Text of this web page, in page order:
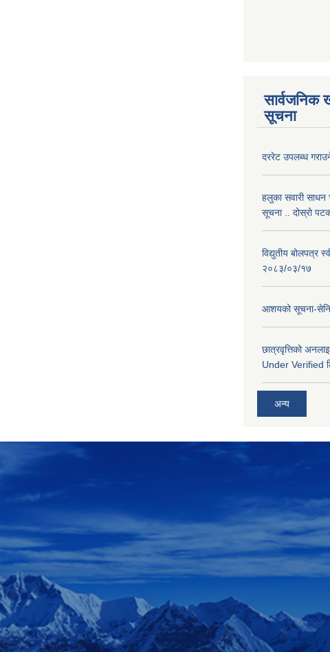
सार्वजनिक
सूचना
दररेट उपलब्ध
हलुका सवारी साधन
सूचना .. दोस्रो
विद्युतीय बोलपत्र
२०८३/०३/१७
आशयको सूचना-
छात्रवृत्तिको
Under Verified
अन्य